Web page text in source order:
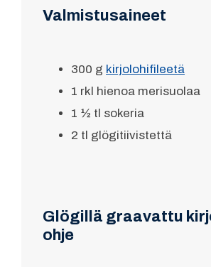
Valmistusaineet
300 g kirjolohifileetä
1 rkl hienoa merisuolaa
1 ½ tl sokeria
2 tl glögitiivistettä
Glögillä graavattu
ohje